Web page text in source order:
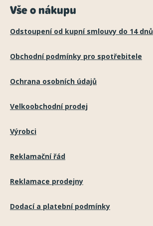
Vše o nákupu
Odstoupení od kupní smlouvy do 14 dnů
Obchodní podmínky pro spotřebitele
Ochrana osobních údajů
Velkoobchodní prodej
Výrobci
Reklamační řád
Reklamace prodejny
Dodací a platební podmínky